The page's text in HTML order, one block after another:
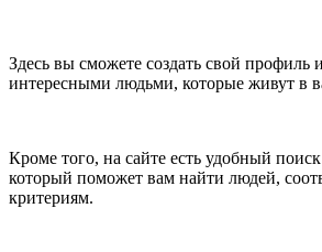
Здесь вы сможете создать свой профиль
интересными людьми, которые живут в
Кроме того, на сайте есть удобный
который поможет вам найти людей,
критериям.